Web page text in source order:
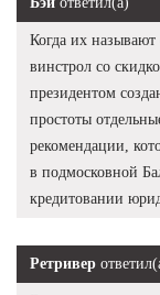
Когда их
винстрол со
президентом
простоты
рекомендации,
в подмосковной
кредитовании
Ретривер